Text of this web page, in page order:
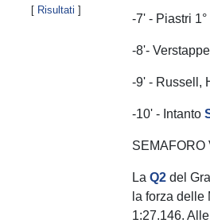
[ Risultati ]
-7' - Piastri
-8'-
-9' - Russell,
-10' - Intanto
SEMAFORO
LaQ2 del
la forza delle
1:27.146.